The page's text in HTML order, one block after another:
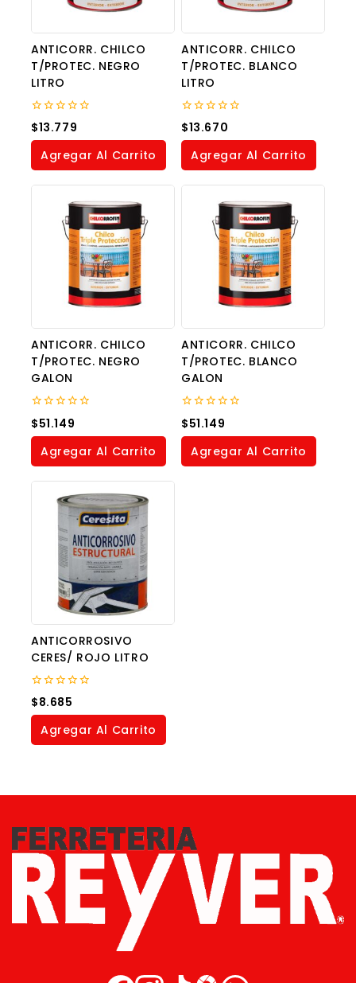
ANTICORR. CHILCO
T/PROTEC. NEGRO
LITRO
0
out
of
$13.779
Agregar Al Carrito
ANTICORR. CHILCO
T/PROTEC. BLANCO
LITRO
0
out
of
$13.670
Agregar Al Carrito
ANTICORR. CHILCO
T/PROTEC. NEGRO
GALON
0
out
of
$51.149
Agregar Al Carrito
ANTICORR. CHILCO
T/PROTEC. BLANCO
GALON
0
out
of
$51.149
Agregar Al Carrito
ANTICORROSIVO
CERES/ ROJO LITRO
0
out
of
$8.685
Agregar Al Carrito